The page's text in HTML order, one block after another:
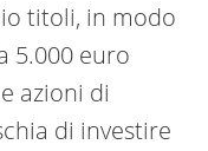
titoli, in modo
5.000 euro
azioni di
di investire